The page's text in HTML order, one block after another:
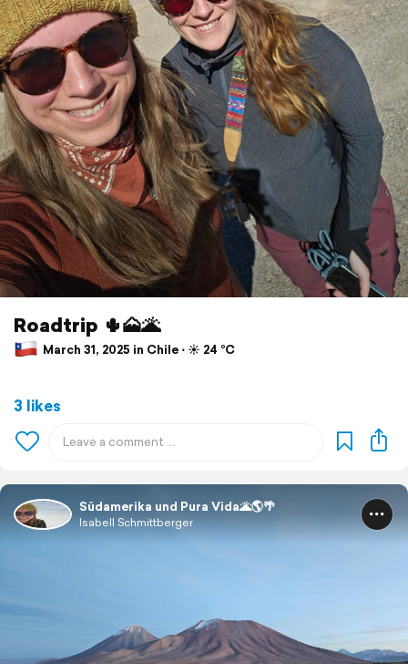
Roadtrip 🌵🗻🌋
March 31, 2025 in Chile ⋅ ☀️ 24 °C
3 likes
Südamerika und Pura Vida🌋🌎🌴
Isabell Schmittberger